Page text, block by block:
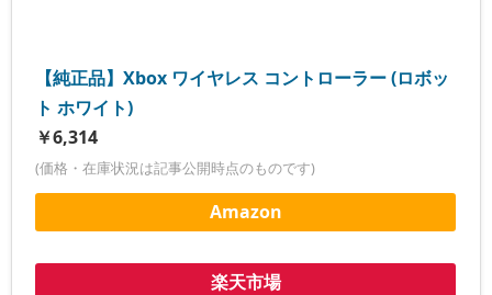
【純正品】Xbox ワイヤレス コントローラー (ロボッ
ト ホワイト)
￥6,314
(価格・在庫状況は記事公開時点のものです)
Amazon
楽天市場